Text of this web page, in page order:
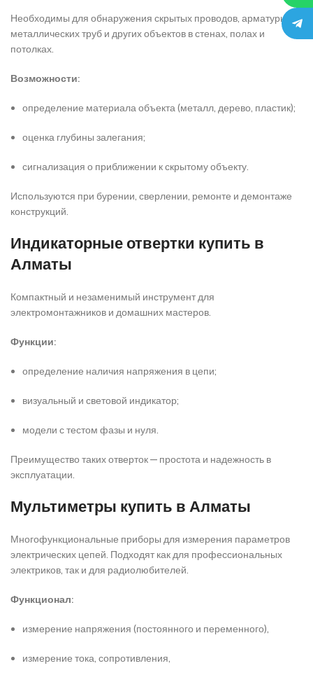
Необходимы для обнаружения скрытых проводов, арматуры,
металлических труб и других объектов в стенах, полах и
потолках.
Возможности:
определение материала объекта (металл, дерево, пластик);
оценка глубины залегания;
сигнализация о приближении к скрытому объекту.
Используются при бурении, сверлении, ремонте и демонтаже
конструкций.
Индикаторные отвертки купить в
Алматы
Компактный и незаменимый инструмент для
электромонтажников и домашних мастеров.
Функции:
определение наличия напряжения в цепи;
визуальный и световой индикатор;
модели с тестом фазы и нуля.
Преимущество таких отверток — простота и надежность в
эксплуатации.
Мультиметры купить в Алматы
Многофункциональные приборы для измерения параметров
электрических цепей. Подходят как для профессиональных
электриков, так и для радиолюбителей.
Функционал:
измерение напряжения (постоянного и переменного),
измерение тока, сопротивления,